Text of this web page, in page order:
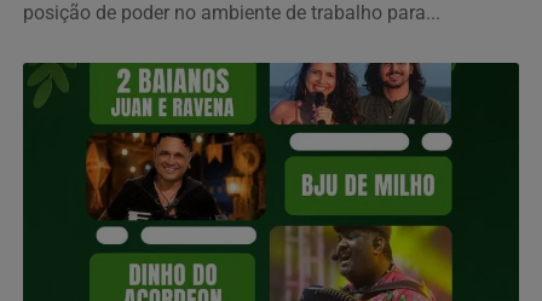
posição de poder no ambiente de trabalho para...